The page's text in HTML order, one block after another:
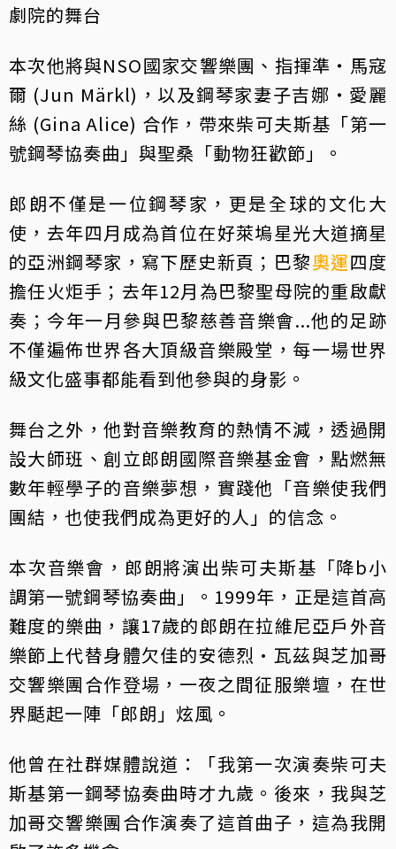
劇院的舞台
本次他將與NSO國家交響樂團、指揮準・馬寇
爾 (Jun Märkl)，以及鋼琴家妻子吉娜・愛麗
絲 (Gina Alice) 合作，帶來柴可夫斯基「第一
號鋼琴協奏曲」與聖桑「動物狂歡節」。
郎朗不僅是一位鋼琴家，更是全球的文化大
使，去年四月成為首位在好萊塢星光大道摘星
的亞洲鋼琴家，寫下歷史新頁；巴黎奧運四度
擔任火炬手；去年12月為巴黎聖母院的重啟獻
奏；今年一月參與巴黎慈善音樂會...他的足跡
不僅遍佈世界各大頂級音樂殿堂，每一場世界
級文化盛事都能看到他參與的身影。
舞台之外，他對音樂教育的熱情不減，透過開
設大師班、創立郎朗國際音樂基金會，點燃無
數年輕學子的音樂夢想，實踐他「音樂使我們
團結，也使我們成為更好的人」的信念。
本次音樂會，郎朗將演出柴可夫斯基「降b小
調第一號鋼琴協奏曲」。1999年，正是這首高
難度的樂曲，讓17歲的郎朗在拉維尼亞戶外音
樂節上代替身體欠佳的安德烈·瓦茲與芝加哥
交響樂團合作登場，一夜之間征服樂壇，在世
界颳起一陣「郎朗」炫風。
他曾在社群媒體說道：「我第一次演奏柴可夫
斯基第一鋼琴協奏曲時才九歲。後來，我與芝
加哥交響樂團合作演奏了這首曲子，這為我開